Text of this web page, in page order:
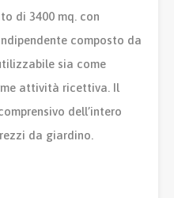
di 3400 mq. con
composto da
sia come
attività ricettiva. Il
dell’intero
da giardino.